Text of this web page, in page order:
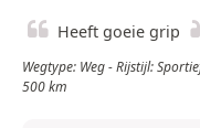
Heeft goeie grip
Wegtype: Weg - Rijstijl:
500 km